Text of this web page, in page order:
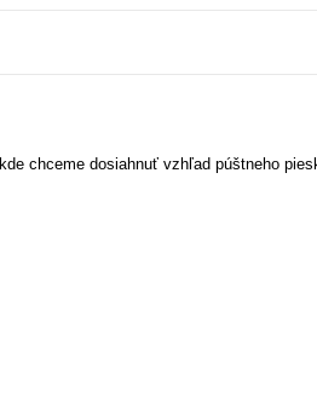
chceme dosiahnuť vzhľad púštneho